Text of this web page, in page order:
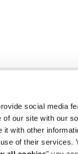
social media
our site with our
with other
of their services.